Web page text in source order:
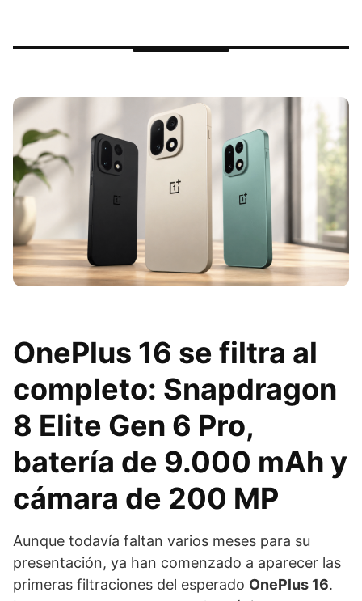
OnePlus 16 se filtra al
completo: Snapdragon
8 Elite Gen 6 Pro,
batería de 9.000 mAh y
cámara de 200 MP
Aunque todavía faltan varios meses para su
presentación, ya han comenzado a aparecer las
primeras filtraciones del esperado OnePlus 16.